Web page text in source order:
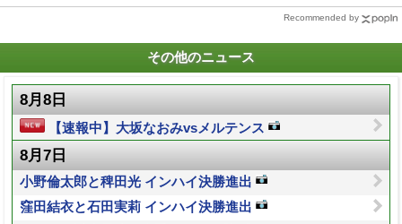
Recommended by
その他のニュース
8月8日
【速報中】大坂なおみvsメルテンス
8月7日
小野倫太郎と稗田光 インハイ決勝進出
窪田結衣と石田実莉 インハイ決勝進出